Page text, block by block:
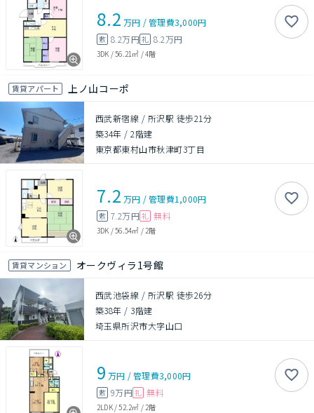
8.2 万円 /管理費3,000円
敷 8.2万円礼 8.2万円
3DK /56.21㎡ /4階
賃貸アパート 上ノ山コーポ
西武新宿線 / 所沢駅 徒歩21分
築34年 /2階建
東京都東村山市秋津町3丁目
7.2 万円 /管理費1,000円
敷 7.2万円 礼 無料
3DK /56.54㎡ / 2階
賃貸マンション オークヴィラ1号館
西武池袋線 / 所沢駅 徒歩26分
築38年 / 3階建
埼玉県所沢市大字山口
9 万円 /管理費3,000円
敷 9万円 礼 無料
2LDK/52.2㎡ / 2階